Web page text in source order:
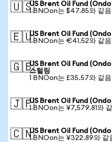
🇺🇸US Brent Oil Fund
1 BNOon는 $47.85와 같음
🇪🇺US Brent Oil Fund
1 BNOon는 €41.52와 같음
🇬🇧US Brent Oil Fund
스털링
1 BNOon는 £35.57와 같음
🇯🇵US Brent Oil Fund
1 BNOon는 ¥7,579.81와
🇨🇳US Brent Oil Fund
1 BNOon는 ¥322.89와 같